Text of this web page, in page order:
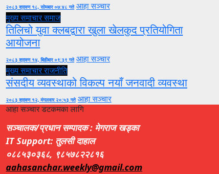
२०८३ श्रावण १८, सोमबार ०७:४८ गते आहा सञ्चार
मुख्य समाचारसमाज
तिलिचो युवा क्लबद्वारा खुला खेलकुद प्रतियोगिता
आयोजना
२०८३ श्रावण १४, बिहीबार ०९:३९ गते आहा सञ्चार
मुख्य समाचारराजनीति
संसदीय व्यवस्थाको विकल्प नयाँ जनवादी व्यवस्था
२०८३ श्रावण १२, मंगलवार २०:५३ गते आहा सञ्चार
आहा सञ्चार डटकमका लागि
सञ्चालक/प्रधान सम्पादक : मेगराज खड्का
IT Support: तुलसी दाहाल
०८८५३०३६८, ९८५७८२२८१६
aahasanchar.weekly@gmail.com